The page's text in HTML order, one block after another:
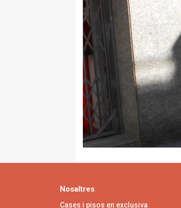
Nosaltres
Cases i pisos en exclusiva